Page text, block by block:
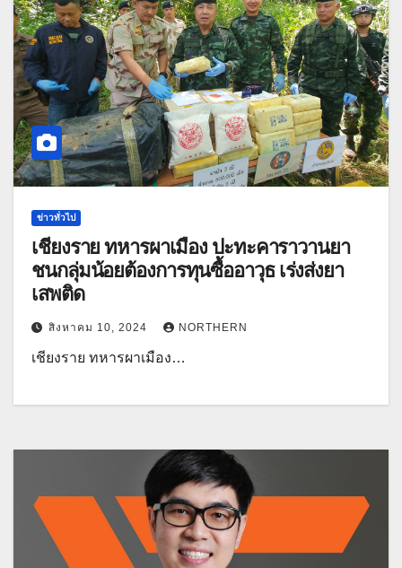
ข่าวทั่วไป
เชียงราย ทหารผาเมือง ปะทะคาราวานยา
ชนกลุ่มน้อยต้องการทุนซื้ออาวุธ เร่งส่งยา
เสพติด
สิงหาคม 10, 2024 NORTHERN
เชียงราย ทหารผาเมือง…